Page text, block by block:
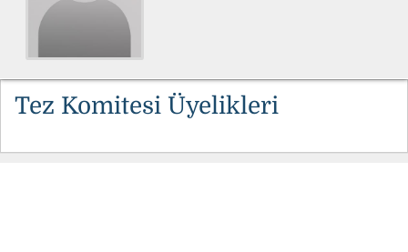
Tez Komitesi Üyelikleri